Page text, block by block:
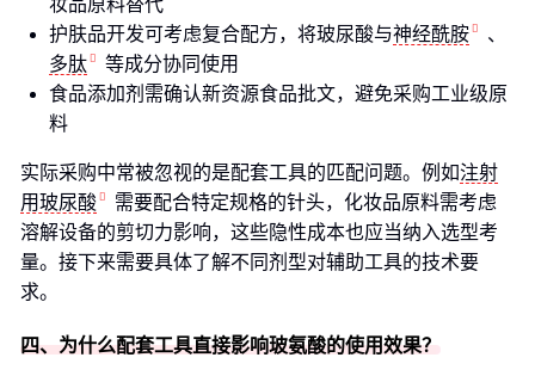
妆品原料替代
护肤品开发可考虑复合配方，将玻尿酸与神经酰胺
、
多肽
等成分协同使用
食品添加剂需确认新资源食品批文，避免采购工业级原
料
实际采购中常被忽视的是配套工具的匹配问题。例如注射
用玻尿酸
需要配合特定规格的针头，化妆品原料需考虑
溶解设备的剪切力影响，这些隐性成本也应当纳入选型考
量。接下来需要具体了解不同剂型对辅助工具的技术要
求。
四、为什么配套工具直接影响玻氨酸的使用效果？